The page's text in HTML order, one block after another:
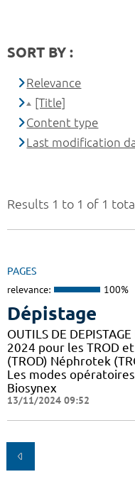
Results 1 to 1 of 1
PAGES
relevance: 100%
Dépistage
OUTILS DE
2024 pour les TROD
(TROD) Néphrotek
Les modes
Biosynex
13/11/2024 09:52
SORT BY :
Relevance
[Title]
Content type
Last modification